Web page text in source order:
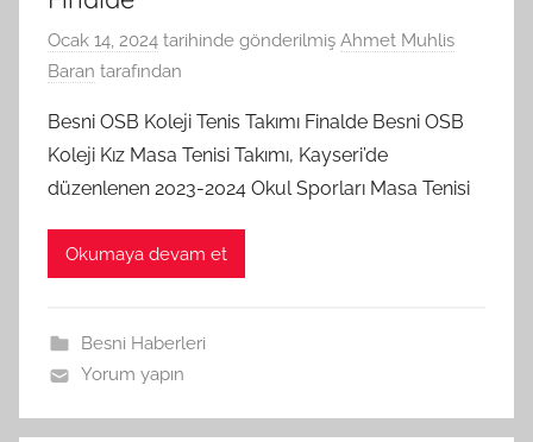
Ocak 14, 2024 tarihinde gönderilmiş Ahmet Muhlis
Baran tarafından
Besni OSB Koleji Tenis Takımı Finalde Besni OSB
Koleji Kız Masa Tenisi Takımı, Kayseri’de
düzenlenen 2023-2024 Okul Sporları Masa Tenisi
Okumaya devam et
Besni Haberleri
Yorum yapın